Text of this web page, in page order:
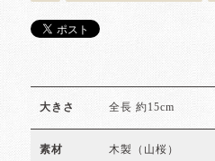
大きさ 全長 約15cm
素材 木製（山桜）